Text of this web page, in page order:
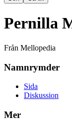
Pernilla
Från Mellopedia
Namnrymder
Sida
Diskussion
Mer